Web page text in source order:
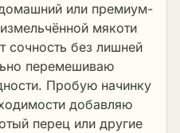
или премиум-
мякоти
сочность без лишней
перемешиваю
Пробую начинку
добавляю
перец или другие